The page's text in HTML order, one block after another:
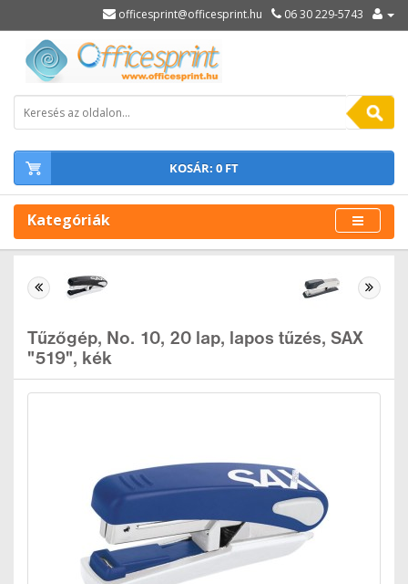
officesprint@officesprint.hu 06 30 229-5743
KOSÁR: 0 FT
Kategóriák
Tűzőgép, No. 10, 20 lap, lapos tűzés, SAX
"519", kék